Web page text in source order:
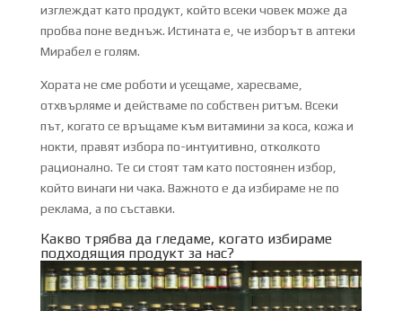
изглеждат като продукт, който всеки човек може да
пробва поне веднъж. Истината е, че изборът в аптеки
Мирабел е голям.
Хората не сме роботи и усещаме, харесваме,
отхвърляме и действаме по собствен ритъм. Всеки
път, когато се връщаме към витамини за коса, кожа и
нокти, правят избора по-интуитивно, отколкото
рационално. Те си стоят там като постоянен избор,
който винаги ни чака. Важното е да избираме не по
реклама, а по съставки.
Какво трябва да гледаме, когато избираме
подходящия продукт за нас?